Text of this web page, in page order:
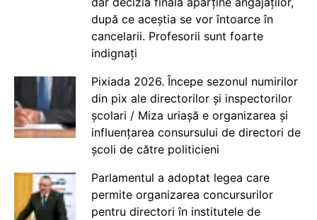
după ce aceștia se vor întoarce în
cancelarii. Profesorii sunt foarte
indignați
Pixiada 2026. Începe sezonul numirilor
din pix ale directorilor și inspectorilor
școlari / Miza uriașă e organizarea și
influențarea consursului de directori de
școli de către politicieni
Parlamentul a adoptat legea care
permite organizarea concursurilor
pentru directori în institutele de